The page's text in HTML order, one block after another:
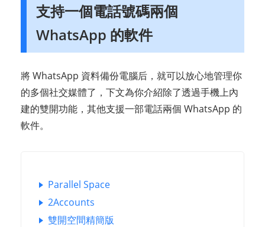
支持一個電話號碼兩個
WhatsApp 的軟件
將 WhatsApp 資料備份電腦后，就可以放心地管理你
的多個社交媒體了，下文為你介紹除了透過手機上內
建的雙開功能，其他支援一部電話兩個 WhatsApp 的
軟件。
Parallel Space
2Accounts
雙開空間精簡版